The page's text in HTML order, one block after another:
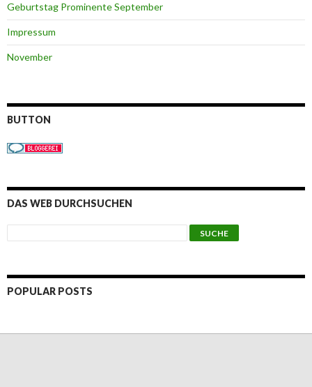
Geburtstag Prominente September
Impressum
November
BUTTON
DAS WEB DURCHSUCHEN
POPULAR POSTS